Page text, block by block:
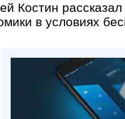
Костин
в условиях